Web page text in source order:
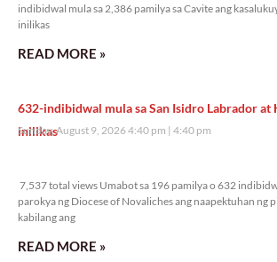
indibidwal mula sa 2,386 pamilya sa Cavite ang
inilikas
READ MORE »
632-indibidwal mula sa San Isidro Labrador at
inilikas
Sunday, August 9, 2026 4:40 pm 4:40 pm
7,537 total views Umabot sa 196 pamilya o 632
parokya ng Diocese of Novaliches ang naapektuhan ng
kabilang ang
READ MORE »